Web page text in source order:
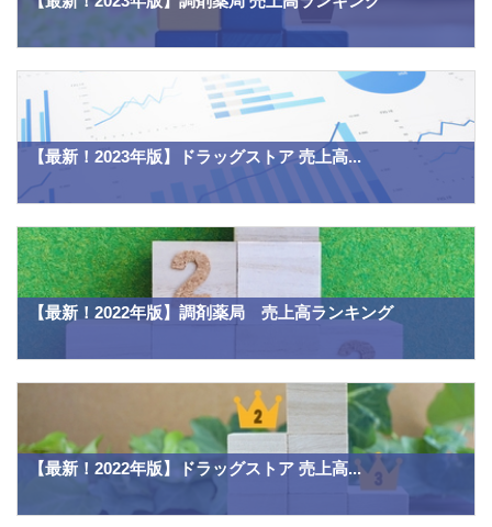
【最新！2023年版】ドラッグストア 売上高...
【最新！2022年版】調剤薬局 売上高ランキング
【最新！2022年版】ドラッグストア 売上高...